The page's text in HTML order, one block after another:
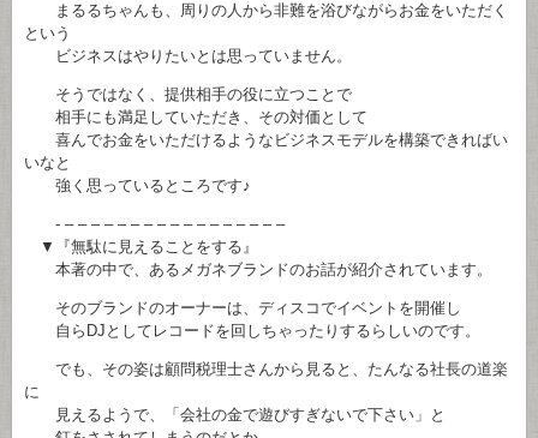
まるるちゃんも、周りの人から非難を浴びながらお金をいただく
という
ビジネスはやりたいとは思っていません。
そうではなく、提供相手の役に立つことで
相手にも満足していただき、その対価として
喜んでお金をいただけるようなビジネスモデルを構築できればい
いなと
強く思っているところです♪
- – – – – – – – – – – – – – – – – –
▼『無駄に見えることをする』
本著の中で、あるメガネブランドのお話が紹介されています。
そのブランドのオーナーは、ディスコでイベントを開催し
自らDJとしてレコードを回しちゃったりするらしいのです。
でも、その姿は顧問税理士さんから見ると、たんなる社長の道楽
に
見えるようで、「会社の金で遊びすぎないで下さい」と